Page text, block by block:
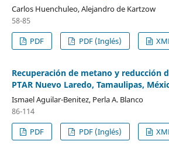
Carlos Huenchuleo, Alejandro de Kartzow
58-85
PDF
PDF (Inglés)
Recuperación de metano y reducción
PTAR Nuevo Laredo, Tamaulipas,
Ismael Aguilar-Benitez, Perla A. Blanco
86-114
PDF
PDF (Inglés)